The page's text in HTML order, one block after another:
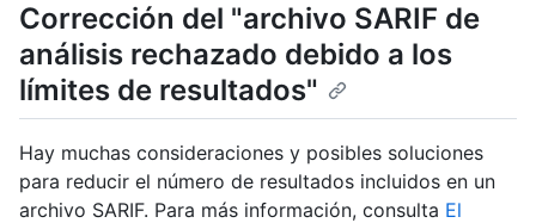
Corrección del "archivo SARIF de
análisis rechazado debido a los
límites de resultados"
Hay muchas consideraciones y posibles soluciones
para reducir el número de resultados incluidos en un
archivo SARIF. Para más información, consulta El